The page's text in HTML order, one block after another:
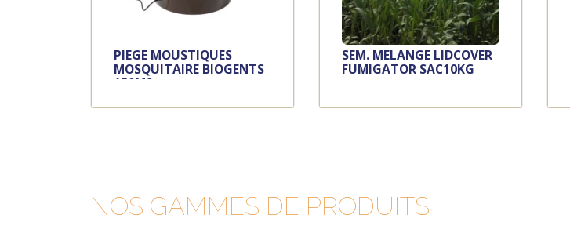
PIEGE MOUSTIQUES
MOSQUITAIRE BIOGENTS
150M2
SEM. MELANGE LIDCOVER
FUMIGATOR SAC10KG
NOS GAMMES DE PRODUITS